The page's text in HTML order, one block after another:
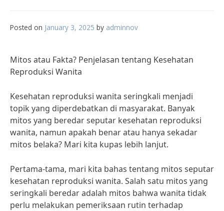
Posted on January 3, 2025 by adminnov
Mitos atau Fakta? Penjelasan tentang Kesehatan
Reproduksi Wanita
Kesehatan reproduksi wanita seringkali menjadi
topik yang diperdebatkan di masyarakat. Banyak
mitos yang beredar seputar kesehatan reproduksi
wanita, namun apakah benar atau hanya sekadar
mitos belaka? Mari kita kupas lebih lanjut.
Pertama-tama, mari kita bahas tentang mitos seputar
kesehatan reproduksi wanita. Salah satu mitos yang
seringkali beredar adalah mitos bahwa wanita tidak
perlu melakukan pemeriksaan rutin terhadap